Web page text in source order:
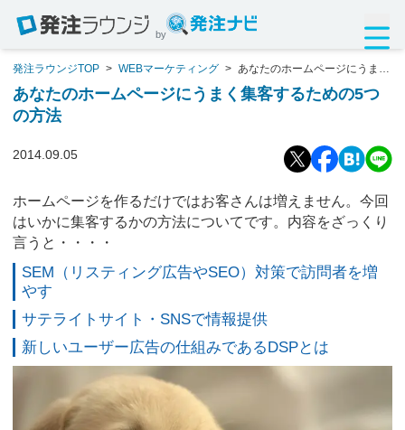
by
発注ラウンジTOP > WEBマーケティング > あなたのホームページにうまく
集客するための5つの方法
あなたのホームページにうまく集客するための5つ
の方法
2014.09.05
ホームページを作るだけではお客さんは増えません。今回
はいかに集客するかの方法についてです。内容をざっくり
言うと・・・・
SEM（リスティング広告やSEO）対策で訪問者を増
やす
サテライトサイト・SNSで情報提供
新しいユーザー広告の仕組みであるDSPとは